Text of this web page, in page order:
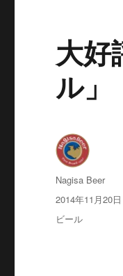
大
ル」
投
稿
Nagisa Beer
投
稿
日:
2014年11月20日
カ
ビール